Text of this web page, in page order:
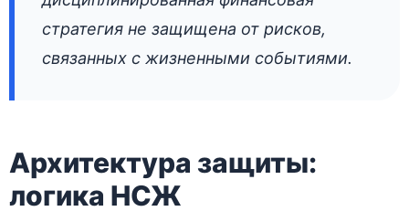
стратегия не защищена от рисков,
связанных с жизненными событиями.
Архитектура защиты:
логика НСЖ